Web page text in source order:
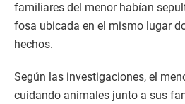
familiares del menor habían
fosa ubicada en el mismo lugar
hechos.
Según las investigaciones, el
cuidando animales junto a sus